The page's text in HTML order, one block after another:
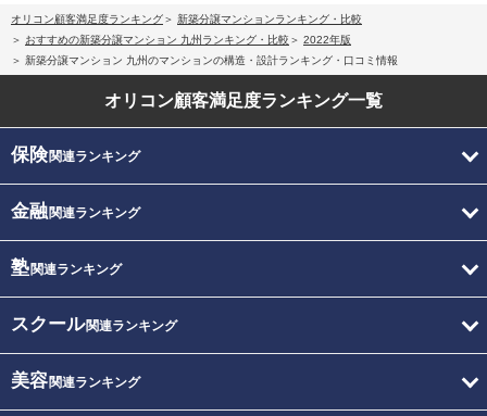
オリコン顧客満足度ランキング
新築分譲マンションランキング・比較
おすすめの新築分譲マンション 九州ランキング・比較
2022年版
新築分譲マンション 九州のマンションの構造・設計ランキング・口コミ情報
オリコン顧客満足度ランキング一覧
保険関連ランキング
金融関連ランキング
塾関連ランキング
スクール関連ランキング
美容関連ランキング